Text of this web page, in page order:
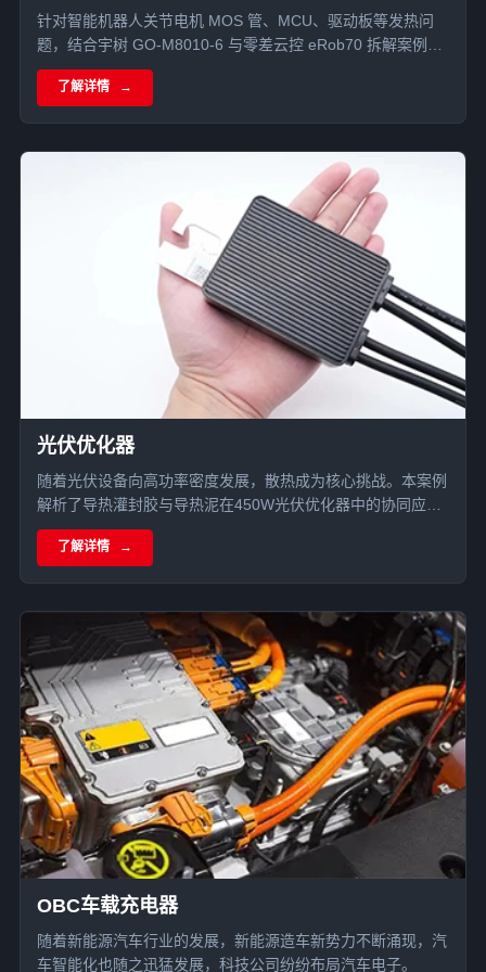
针对智能机器人关节电机 MOS 管、MCU、驱动板等发热问
题，结合宇树 GO-M8010-6 与零差云控 eRob70 拆解案例，
分析导热硅胶片、单组份导热凝胶、导热泥在关节电机散热中
的应用。
了解详情
光伏优化器
随着光伏设备向高功率密度发展，散热成为核心挑战。本案例
解析了导热灌封胶与导热泥在450W光伏优化器中的协同应
用，通过全方位灌封与精准界面传热，实现散热率提升20%且
核心MOS管降温超10°C，显著增强了光伏产品的户外环境适
了解详情
OBC车载充电器
随着新能源汽车行业的发展，新能源造车新势力不断涌现，汽
车智能化也随之迅猛发展，科技公司纷纷布局汽车电子。